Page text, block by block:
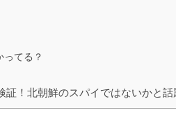
てる？
証！北朝鮮のスパイではないかと話